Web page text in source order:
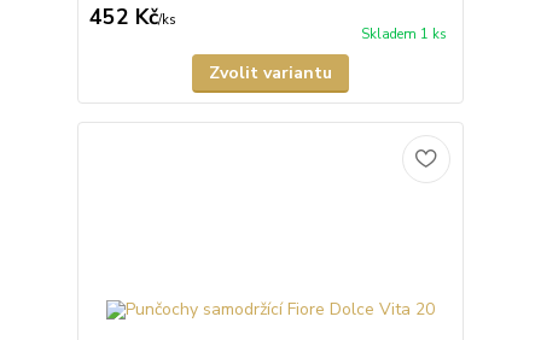
452 Kč/ks
Skladem 1 ks
Zvolit variantu